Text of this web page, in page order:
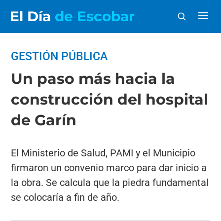
El Día de Escobar
GESTIÓN PÚBLICA
Un paso más hacia la
construcción del hospital
de Garín
El Ministerio de Salud, PAMI y el Municipio
firmaron un convenio marco para dar inicio a
la obra. Se calcula que la piedra fundamental
se colocaría a fin de año.